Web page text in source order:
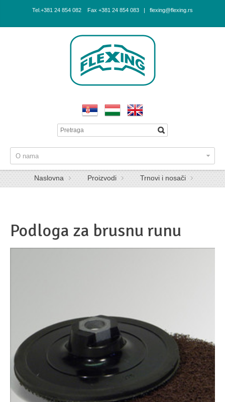
Tel.+381 24 854 082 Fax +381 24 854 083 | flexing@flexing.rs
O nama
Naslovna Proizvodi Trnovi i nosači
Podloga za brusnu runu